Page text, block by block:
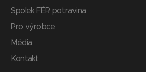
Spolek FÉR potravina
Pro výrobce
Média
Kontakt